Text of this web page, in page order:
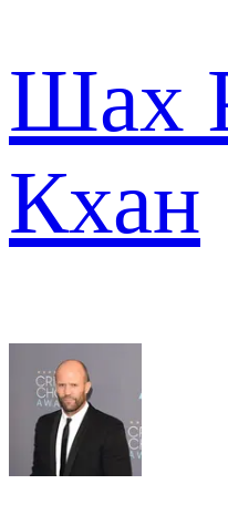
Шах
Кхан